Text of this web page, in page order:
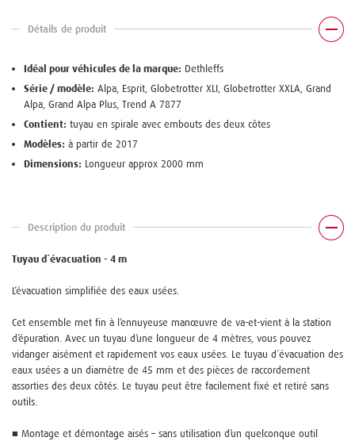
Détails de produit
Idéal pour véhicules de la marque: Dethleffs
Série / modèle: Alpa, Esprit, Globetrotter XLI, Globetrotter XXLA, Grand
Alpa, Grand Alpa Plus, Trend A 7877
Contient: tuyau en spirale avec embouts des deux côtes
Modèles: à partir de 2017
Dimensions: Longueur approx 2000 mm
Description du produit
Tuyau d´évacuation - 4 m
L’évacuation simplifiée des eaux usées.
Cet ensemble met fin à l’ennuyeuse manœuvre de va-et-vient à la station
d’épuration. Avec un tuyau d’une longueur de 4 mètres, vous pouvez
vidanger aisément et rapidement vos eaux usées. Le tuyau d´évacuation des
eaux usées a un diamètre de 45 mm et des pièces de raccordement
assorties des deux côtés. Le tuyau peut être facilement fixé et retiré sans
outils.
■ Montage et démontage aisés – sans utilisation d’un quelconque outil